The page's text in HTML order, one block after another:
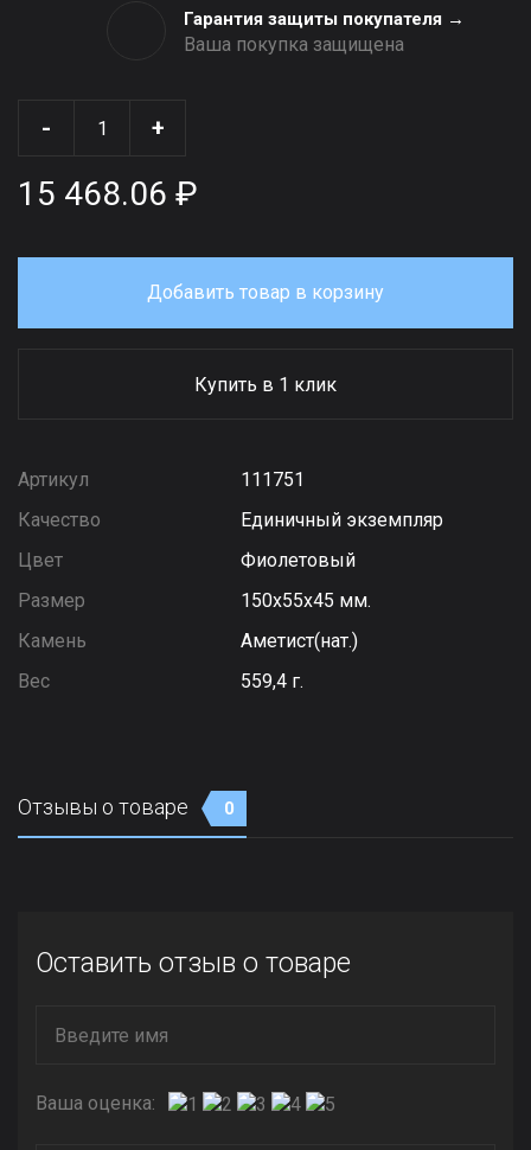
Гарантия защиты покупателя →
Ваша покупка защищена
- +
15 468.06 ₽
Добавить товар в корзину
Купить в 1 клик
Артикул
111751
Качество
Единичный экземпляр
Цвет
Фиолетовый
Размер
150х55х45 мм.
Камень
Аметист(нат.)
Вес
559,4 г.
Отзывы о товаре 0
Оставить отзыв о товаре
Ваша оценка: